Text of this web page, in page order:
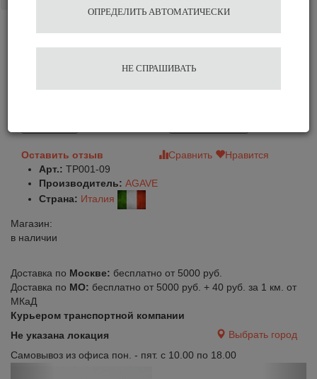
Темпер Chacate Preto Wood
Ø 51мм Agave
Оставить отзыв Сравнить
Нравится
Арт.: TP001-09
Производитель: AGAVE
Страна: Италия
Магазин:
в наличии
Доставка по Москве: бесплатно от 5000 руб.
Доставка по МО: бесплатно от 5000 руб. + 40 руб. за 1 км. от
МКаД
Курьером транспортной компании
Не указана локация
Выбрать город
Самовывоз из офиса пон. - пят. с 10.00 по 18.00
ОПРЕДЕЛИТЬ АВТОМАТИЧЕСКИ
НЕ СПРАШИВАТЬ